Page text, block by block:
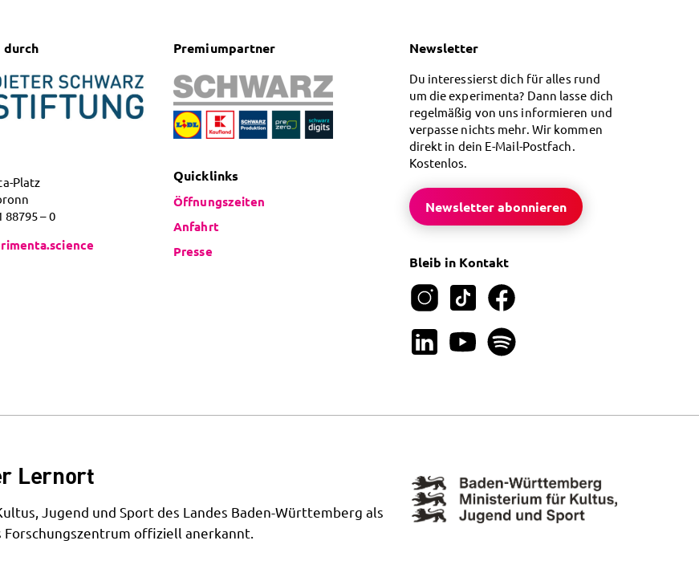
Platz
88795 – 0
Premiumpartner
Quicklinks
Öffnungszeiten
Anfahrt
Presse
Newsletter
Du interessierst dich für alles rund
um die experimenta? Dann lasse dich
regelmäßig von uns informieren und
verpasse nichts mehr. Wir kommen
direkt in dein E-Mail-Postfach.
Kostenlos.
Newsletter abonnieren
Bleib in Kontakt
Lernort
Jugend und Sport des Landes Baden-Württemberg als
offiziell anerkannt.